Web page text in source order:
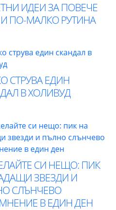
ИДЕИ ЗА ПОВЕЧЕ
И ПО-МАЛКО РУТИНА
СТРУВА ЕДИН
В ХОЛИВУД
СИ НЕЩО: ПИК
ЗВЕЗДИ И
СЛЪНЧЕВО
В ЕДИН ДЕН